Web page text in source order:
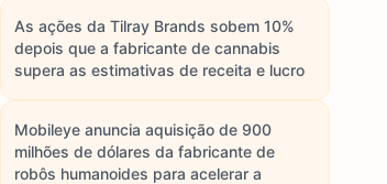
As ações da Tilray Brands sobem 10%
depois que a fabricante de cannabis
supera as estimativas de receita e lucro
Mobileye anuncia aquisição de 900
milhões de dólares da fabricante de
robôs humanoides para acelerar a